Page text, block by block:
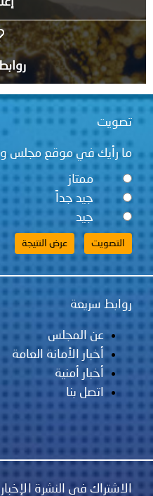
روابط مهمة
مجلس وزراء الداخلية العرب
العامة
الإخبارية